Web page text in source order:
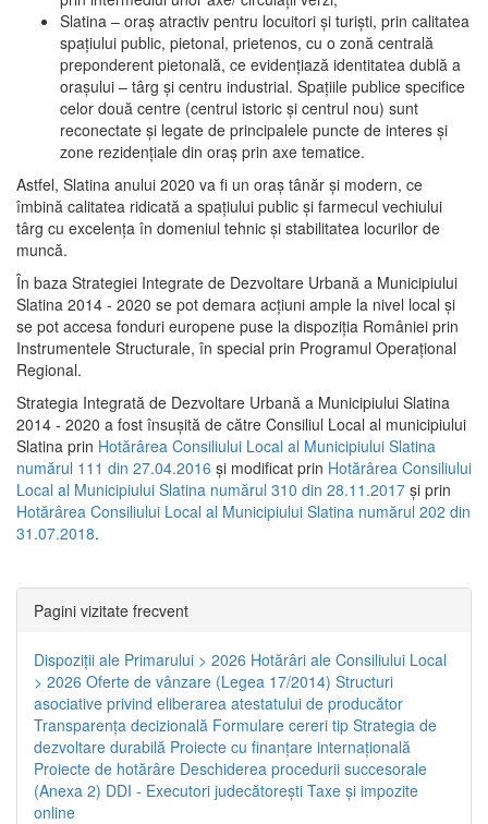
Slatina – oraş atractiv pentru locuitori şi turişti, prin calitatea
spaţiului public, pietonal, prietenos, cu o zonă centrală
preponderent pietonală, ce evidenţiază identitatea dublă a
oraşului – târg şi centru industrial. Spaţiile publice specifice
celor două centre (centrul istoric şi centrul nou) sunt
reconectate şi legate de principalele puncte de interes şi
zone rezidenţiale din oraş prin axe tematice.
Astfel, Slatina anului 2020 va fi un oraş tânăr şi modern, ce
îmbină calitatea ridicată a spaţiului public şi farmecul vechiului
târg cu excelenţa în domeniul tehnic şi stabilitatea locurilor de
muncă.
În baza Strategiei Integrate de Dezvoltare Urbană a Municipiului
Slatina 2014 - 2020 se pot demara acţiuni ample la nivel local şi
se pot accesa fonduri europene puse la dispoziţia României prin
Instrumentele Structurale, în special prin Programul Operațional
Regional.
Strategia Integrată de Dezvoltare Urbană a Municipiului Slatina
2014 - 2020 a fost însuşită de către Consiliul Local al municipiului
Slatina prin Hotărârea Consiliului Local al Municipiului Slatina
numărul 111 din 27.04.2016 și modificat prin Hotărârea Consiliului
Local al Municipiului Slatina numărul 310 din 28.11.2017 și prin
Hotărârea Consiliului Local al Municipiului Slatina numărul 202 din
31.07.2018.
Pagini vizitate frecvent
Dispoziţii ale Primarului > 2026 Hotărâri ale Consiliului Local
> 2026 Oferte de vânzare (Legea 17/2014) Structuri
asociative privind eliberarea atestatului de producător
Transparenţa decizională Formulare cereri tip Strategia de
dezvoltare durabilă Proiecte cu finanţare internaţională
Proiecte de hotărâre Deschiderea procedurii succesorale
(Anexa 2) DDI - Executori judecătorești Taxe şi impozite
online